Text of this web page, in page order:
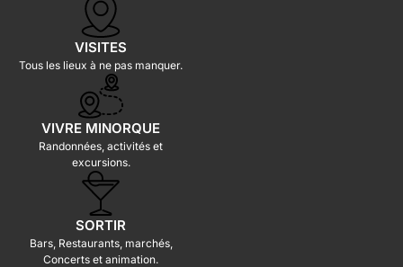
VISITES
Tous les lieux à ne pas manquer.
VIVRE MINORQUE
Randonnées, activités et
excursions.
SORTIR
Bars, Restaurants, marchés,
Concerts et animation.